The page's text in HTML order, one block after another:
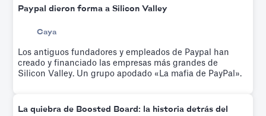
Paypal dieron forma a Silicon Valley
Caya
Los antiguos fundadores y empleados de Paypal han
creado y financiado las empresas más grandes de
Silicon Valley. Un grupo apodado «La mafia de PayPal».
La quiebra de Boosted Board: la historia detrás del